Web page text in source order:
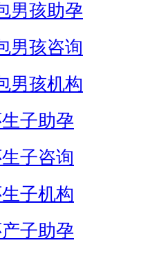
男孩助孕
男孩咨询
男孩机构
子助孕
子咨询
子机构
子助孕